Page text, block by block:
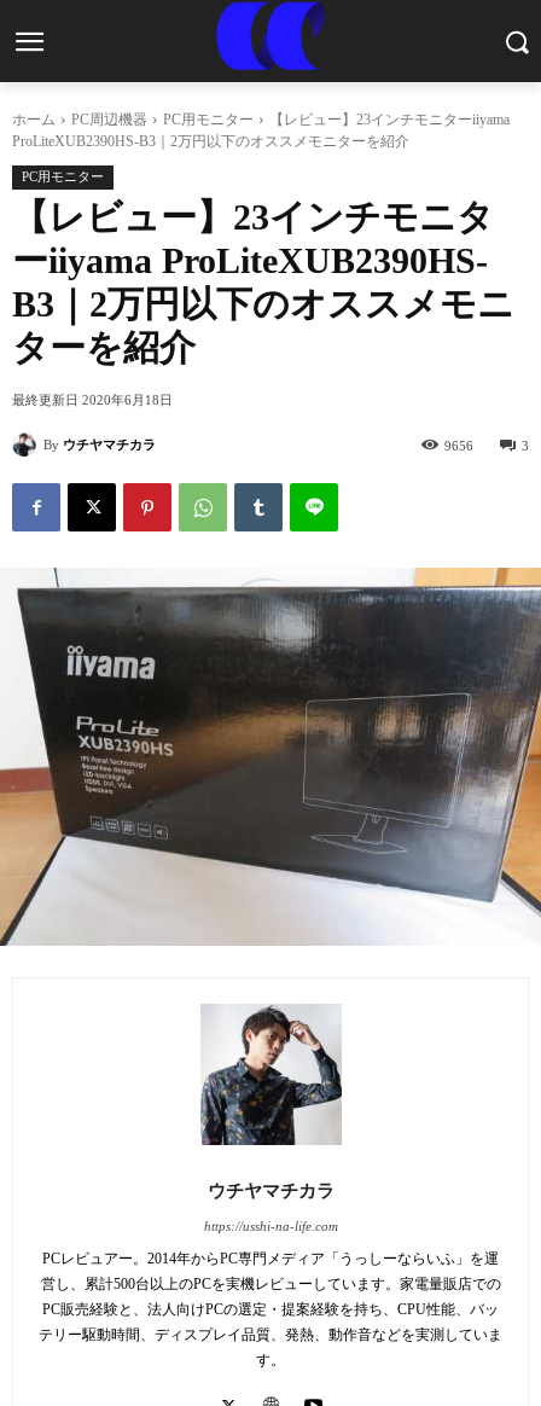
ホーム PC周辺機器 PC用モニター
【レビュー】23インチモニターiiyama
ProLiteXUB2390HS-B3｜2万円以下のオススメモニターを紹介
PC用モニター
【レビュー】23インチモニタ
ーiiyama ProLiteXUB2390HS-
B3｜2万円以下のオススメモニ
ターを紹介
最終更新日 2020年6月18日
By ウチヤマチカラ 3
9656
ウチヤマチカラ
https://usshi-na-life.com
PCレビュアー。2014年からPC専門メディア「うっしーならいふ」を運
営し、累計500台以上のPCを実機レビューしています。家電量販店での
PC販売経験と、法人向けPCの選定・提案経験を持ち、CPU性能、バッ
テリー駆動時間、ディスプレイ品質、発熱、動作音などを実測していま
す。